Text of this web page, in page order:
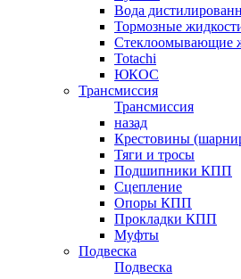
Вода
Тормозные
Стеклоомывающие
Totachi
ЮКОС
Трансмиссия
Трансмиссия
назад
Крестовины
Тяги и тросы
Подшипники КПП
Сцепление
Опоры КПП
Прокладки КПП
Муфты
Подвеска
Подвеска